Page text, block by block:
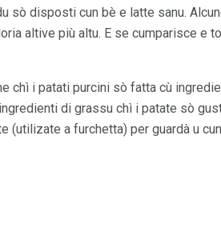
sò disposti cun bè e latte sanu.
altive più altu. E se cumparisce e
chì i patati purcini sò fatta cù
di grassu chì i patate sò
(utilizate a furchetta) per guardà u